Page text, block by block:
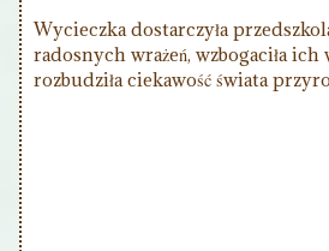
Wycieczka dostarczyła
radosnych wrażeń, wzbogaciła ich
rozbudziła ciekawość świata